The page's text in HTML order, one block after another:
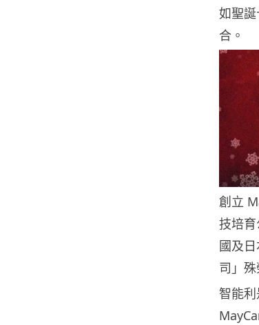
如聖
合。
創立
技培
國及
司」殊
智能